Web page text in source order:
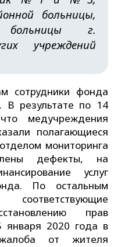
больницы,
больницы г.
учреждений
сотрудники фонда
В результате по 14
медучреждения
полагающиеся
мониторинга
дефекты, на
услуг
По остальным
прав
января 2020 года в
от жителя